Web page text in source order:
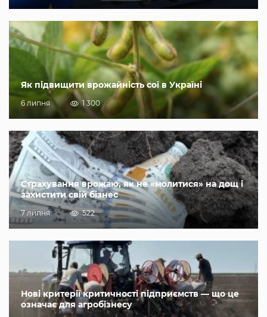
Як підвищити врожайність сої в Україні
6 липня 1 300
Страхування врожаю, як не «молитися» на дощ і
захистити свій бізнес
7 липня 522
Нові критерії критичності підприємств — що це
означає для агробізнесу